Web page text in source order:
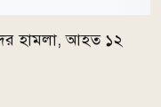
হামলা, আহত ১২